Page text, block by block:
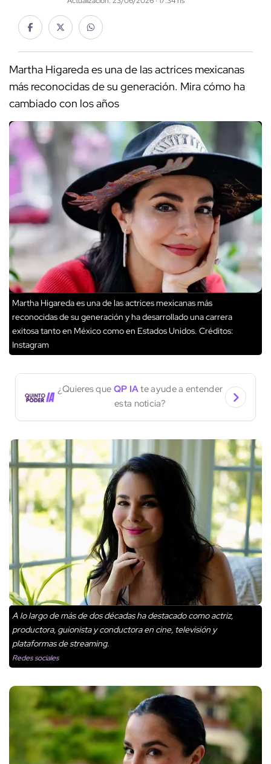
Martha Higareda es una de las actrices mexicanas
más reconocidas de su generación. Mira cómo ha
cambiado con los años
Martha Higareda es una de las actrices mexicanas más
reconocidas de su generación y ha desarrollado una carrera
exitosa tanto en México como en Estados Unidos. Créditos:
Instagram
¿Quieres que QP IAte ayude a entender
esta noticia?
A lo largo de más de dos décadas ha destacado como actriz,
productora, guionista y conductora en cine, televisión y
plataformas de streaming.
Redes sociales